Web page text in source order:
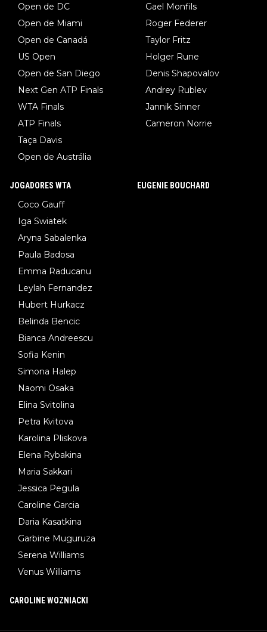
Open de DC
Open de Miami
Open de Canadá
US Open
Open de San Diego
Next Gen ATP Finals
WTA Finals
ATP Finals
Taça Davis
Open de Austrália
Gael Monfils
Roger Federer
Taylor Fritz
Holger Rune
Denis Shapovalov
Andrey Rublev
Jannik Sinner
Cameron Norrie
JOGADORES WTA
Coco Gauff
Iga Swiatek
Aryna Sabalenka
Paula Badosa
Emma Raducanu
Leylah Fernandez
Hubert Hurkacz
Belinda Bencic
Bianca Andreescu
Sofia Kenin
Simona Halep
Naomi Osaka
Elina Svitolina
Petra Kvitova
Karolina Pliskova
Elena Rybakina
Maria Sakkari
Jessica Pegula
Caroline Garcia
Daria Kasatkina
Garbine Muguruza
Serena Williams
Venus Williams
EUGENIE BOUCHARD
CAROLINE WOZNIACKI